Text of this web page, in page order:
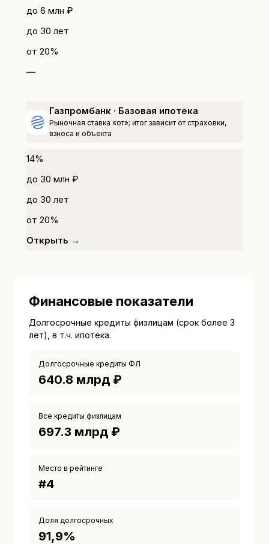
до 6 млн ₽
до 30 лет
от 20%
—
Газпромбанк · Базовая ипотека
Рыночная ставка «от»; итог зависит от страховки,
взноса и объекта
14%
до 30 млн ₽
до 30 лет
от 20%
Открыть →
Финансовые показатели
Долгосрочные кредиты физлицам (срок более 3
лет), в т.ч. ипотека.
Долгосрочные кредиты ФЛ
640.8 млрд ₽
Все кредиты физлицам
697.3 млрд ₽
Место в рейтинге
#4
Доля долгосрочных
91,9%